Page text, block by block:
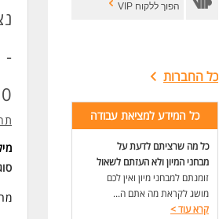
הפוך ללקוח VIP
כל החברות
כל המידע למציאת עבודה
כל מה שרציתם לדעת על
מבחני המיון ולא העזתם לשאול
זומנתם למבחני מיון ואין לכם
מושג לקראת מה אתם ה...
קרא עוד>